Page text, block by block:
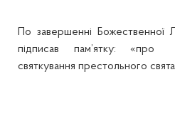
По завершенні Божественної
підписав пам’ятку: «про
святкування престольного